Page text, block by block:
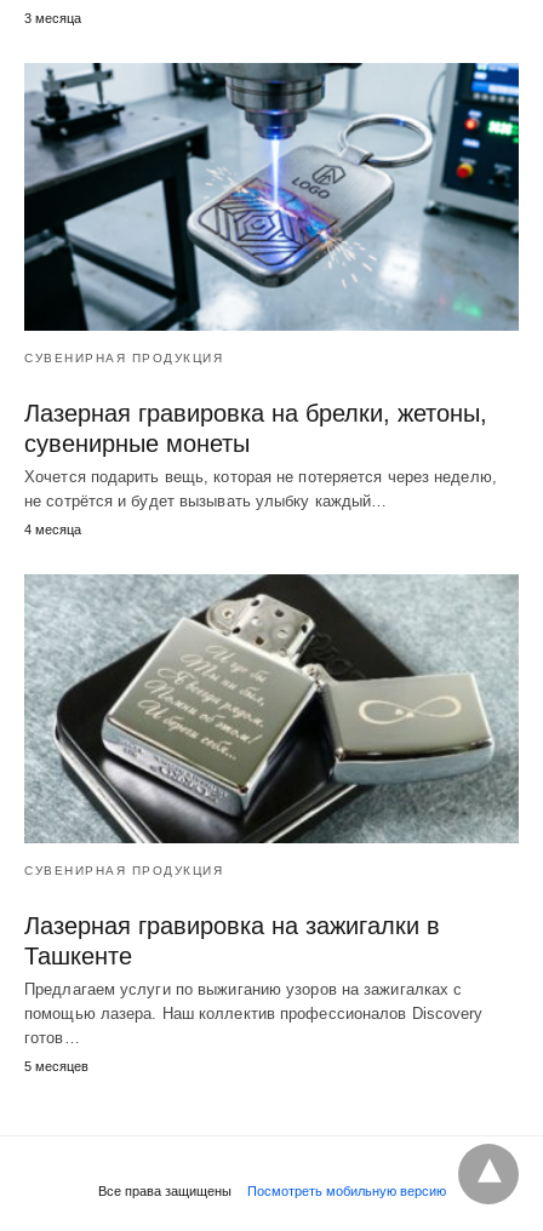
3 месяца
СУВЕНИРНАЯ ПРОДУКЦИЯ
Лазерная гравировка на брелки, жетоны,
сувенирные монеты
Хочется подарить вещь, которая не потеряется через неделю,
не сотрётся и будет вызывать улыбку каждый…
4 месяца
СУВЕНИРНАЯ ПРОДУКЦИЯ
Лазерная гравировка на зажигалки в
Ташкенте
Предлагаем услуги по выжиганию узоров на зажигалках с
помощью лазера. Наш коллектив профессионалов Discovery
готов…
5 месяцев
Все права защищены Посмотреть мобильную версию